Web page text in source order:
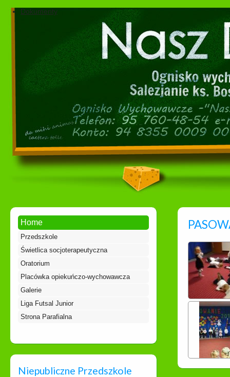
Dokumenty
Home
Przedszkole
Świetlica socjoterapeutyczna
Oratorium
Placówka opiekuńczo-wychowawcza
Galerie
Liga Futsal Junior
Strona Parafialna
Niepubliczne Przedszkole